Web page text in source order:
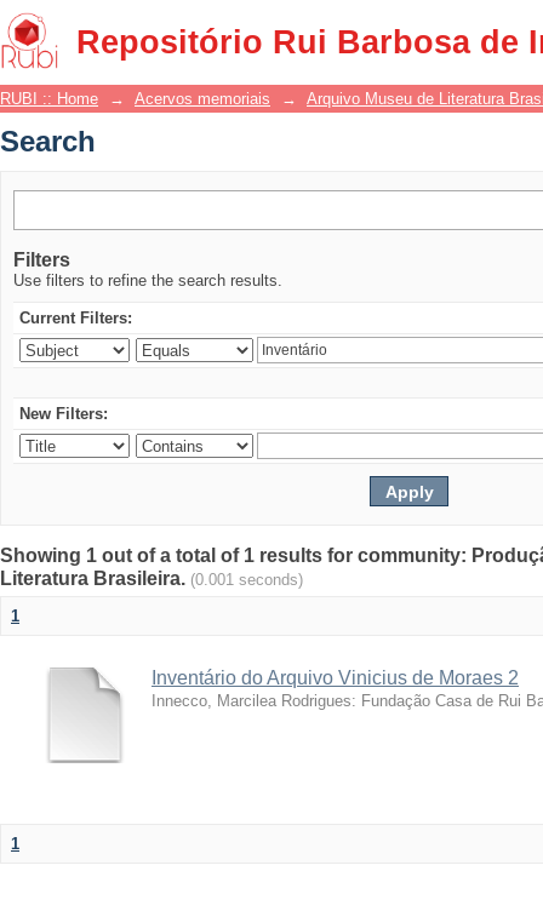
Repositório Rui Barbosa de
Search
RUBI :: Home → Acervos memoriais → Arquivo Museu de Literatura
Search
Filters
Use filters to refine the search results.
Current Filters:
New Filters:
Showing 1 out of a total of 1 results for community:
Literatura Brasileira. (0.001 seconds)
1
Inventário do Arquivo Vinicius de Moraes 2
Innecco, Marcilea Rodrigues: Fundação Casa de Rui
1